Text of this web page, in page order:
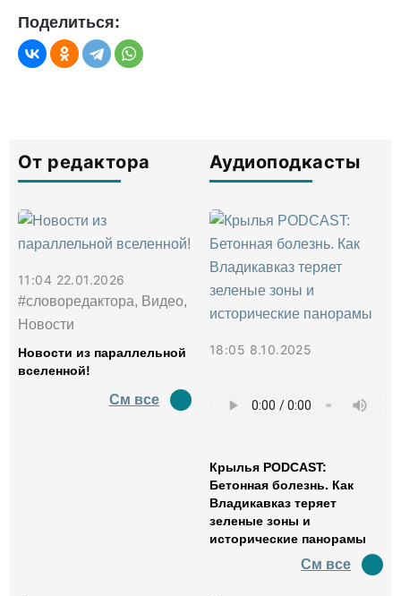
Поделиться:
От редактора
11:04 22.01.2026
#словоредактора, Видео,
Новости
Новости из параллельной
вселенной!
См все
Аудиоподкасты
18:05 8.10.2025
Крылья PODCAST:
Бетонная болезнь. Как
Владикавказ теряет
зеленые зоны и
исторические панорамы
См все